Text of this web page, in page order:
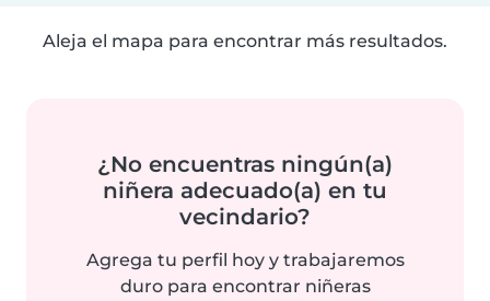
Aleja el mapa para encontrar más resultados.
¿No encuentras ningún(a)
niñera adecuado(a) en tu
vecindario?
Agrega tu perfil hoy y trabajaremos
duro para encontrar niñeras